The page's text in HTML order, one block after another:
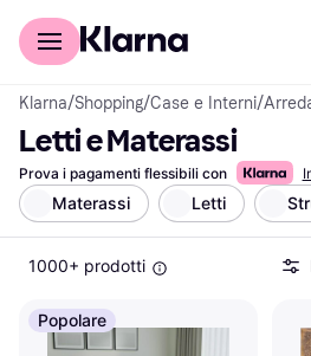
Per il tuo shopping
Klarna/Shopping/Case e Interni/
Letti e Materassi
Prova i pagamenti flessibili con
Materassi Letti
1000+ prodotti
Popolare